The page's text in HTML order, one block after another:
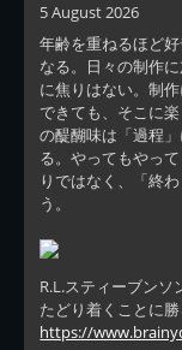
5 August 2026
年齢を重ねるほど
なる。日々の制作
に焦りはない。制
できても、そこに
の醍醐味は「過程
る。やってもやっ
りではなく、「終
う。
R.L.スティーブン
たどり着くことに勝
https://